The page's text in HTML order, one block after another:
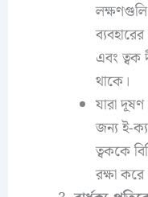
লক্ষণগুলি
এবং ত্বক
থাকে।
যারা
জন্য ই-
ত্বককে
রক্ষা